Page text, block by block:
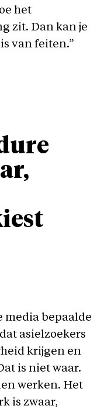
het
zit. Dan kan je
van feiten.”
media bepaalde
asielzoekers
krijgen en
is niet waar.
werken. Het
is zwaar,